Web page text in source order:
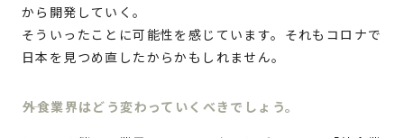
から開発していく。
そういったことに可能性を感じています。それもコロナで
日本を見つめ直したからかもしれません。
外食業界はどう変わっていくべきでしょう。